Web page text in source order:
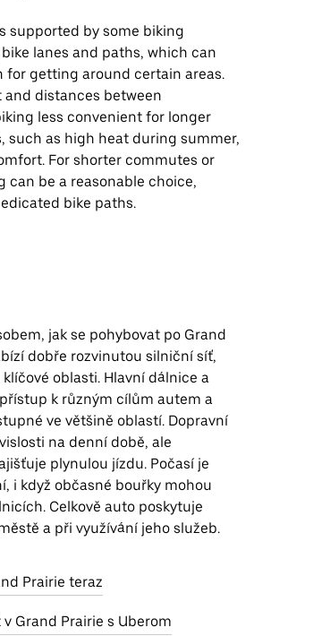
supported by some biking
lanes and paths, which can
for getting around certain areas.
and distances between
less convenient for longer
such as high heat during summer,
For shorter commutes or
can be a reasonable choice,
bike paths.
jak se pohybovat po Grand
dobře rozvinutou silniční síť,
oblasti. Hlavní dálnice a
k různým cílům autem a
ve většině oblastí. Dopravní
na denní době, ale
plynulou jízdu. Počasí je
i když občasné bouřky mohou
Celkově auto poskytuje
a při využívání jeho služeb.
Prairie teraz
Grand Prairie s Uberom